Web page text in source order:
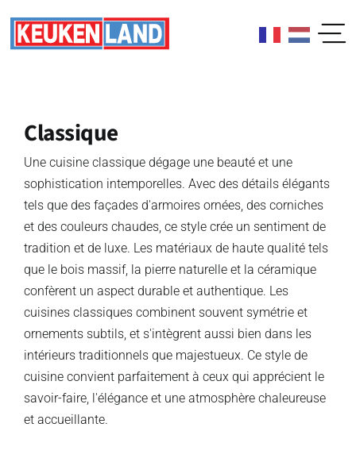
content
Classique
Une cuisine classique dégage une beauté et une
sophistication intemporelles. Avec des détails élégants
tels que des façades d'armoires ornées, des corniches
et des couleurs chaudes, ce style crée un sentiment de
tradition et de luxe. Les matériaux de haute qualité tels
que le bois massif, la pierre naturelle et la céramique
confèrent un aspect durable et authentique. Les
cuisines classiques combinent souvent symétrie et
ornements subtils, et s'intègrent aussi bien dans les
intérieurs traditionnels que majestueux. Ce style de
cuisine convient parfaitement à ceux qui apprécient le
savoir-faire, l'élégance et une atmosphère chaleureuse
et accueillante.